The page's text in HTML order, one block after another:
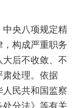
央八项规定精
构成严重职务
后不收敛、不
肃处理。依据
人民共和国监察